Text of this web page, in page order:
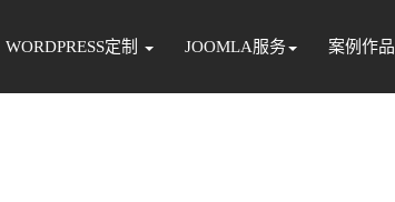
WORDPRESS定制 JOOMLA服务 案例作品